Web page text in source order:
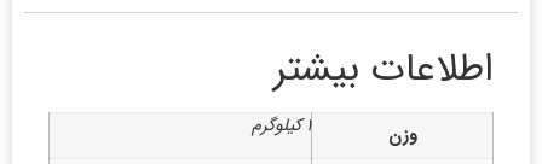
اطلاعات بیشتر
وزن
1 کیلوگرم